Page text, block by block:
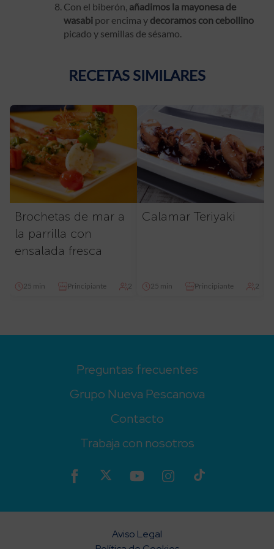
Con el biberón, añadimos la mayonesa de
wasabi por encima y decoramos con cebollino
picado y semillas de sésamo.
RECETAS SIMILARES
Brochetas de mar a
la parrilla con
ensalada fresca
25 min Principiante 2
Calamar Teriyaki
25 min Principiante 2
Preguntas frecuentes
Grupo Nueva Pescanova
Contacto
Trabaja con nosotros
Aviso Legal